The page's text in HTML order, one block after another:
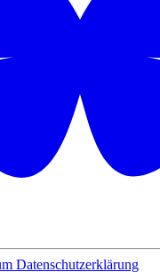
Datenschutzerklärung